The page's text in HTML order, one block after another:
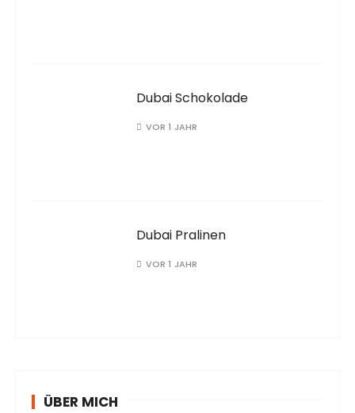
Dubai Schokolade
VOR 1 JAHR
Dubai Pralinen
VOR 1 JAHR
ÜBER MICH